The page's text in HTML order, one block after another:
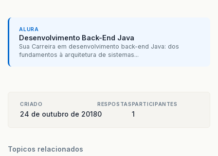
ALURA
Desenvolvimento Back-End Java
Sua Carreira em desenvolvimento back-end Java: dos
fundamentos à arquitetura de sistemas...
CRIADO
24 de outubro de 2018
RESPOSTAS
0
PARTICIPANTES
1
Topicos relacionados